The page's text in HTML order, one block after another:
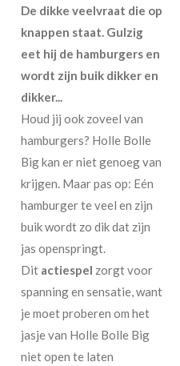
De dikke veelvraat die op
knappen staat. Gulzig
eet hij de hamburgers en
wordt zijn buik dikker en
dikker...
Houd jij ook zoveel van
hamburgers? Holle Bolle
Big kan er niet genoeg van
krijgen. Maar pas op: Eén
hamburger te veel en zijn
buik wordt zo dik dat zijn
jas openspringt.
Dit actiespel zorgt voor
spanning en sensatie, want
je moet proberen om het
jasje van Holle Bolle Big
niet open te laten